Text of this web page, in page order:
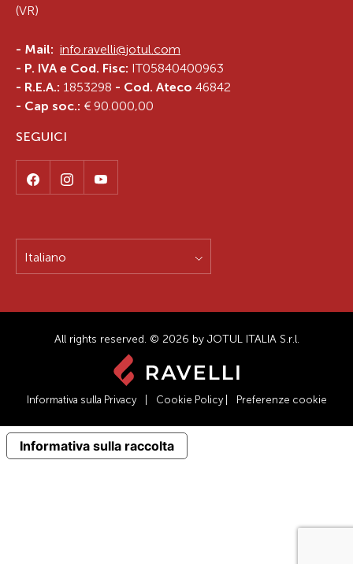
(VR)
- Mail: info.ravelli@jotul.com
- P. IVA e Cod. Fisc: IT05840400963
- R.E.A.: 1853298 - Cod. Ateco 46842
- Cap soc.: € 90.000,00
SEGUICI
Italiano
All rights reserved. © 2026 by JOTUL ITALIA S.r.l.
Informativa sulla Privacy Cookie Policy Preferenze cookie
Informativa sulla raccolta